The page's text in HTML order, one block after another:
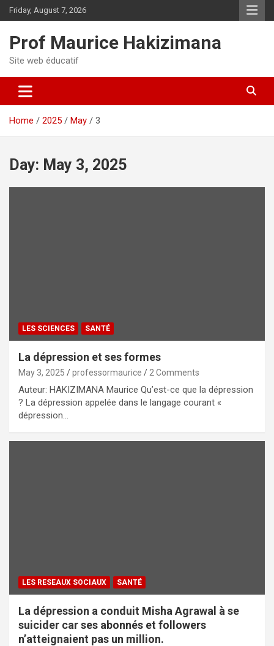
Skip
to
Friday, August 7, 2026
Prof Maurice Hakizimana
Site web éducatif
Home 2025 May 3
Day: May 3, 2025
LES SCIENCES SANTÉ
La dépression et ses formes
May 3, 2025 professormaurice 2 Comments
Auteur: HAKIZIMANA Maurice Qu’est-ce que la dépression
? La dépression appelée dans le langage courant «
dépression…
LES RESEAUX SOCIAUX SANTÉ
La dépression a conduit Misha Agrawal à se
suicider car ses abonnés et followers
n’atteignaient pas un million.